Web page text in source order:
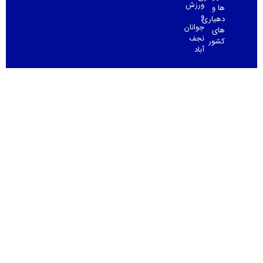
ها و
دهیاری
های
کشور
ورزش
و
جوانان
نجف
آباد